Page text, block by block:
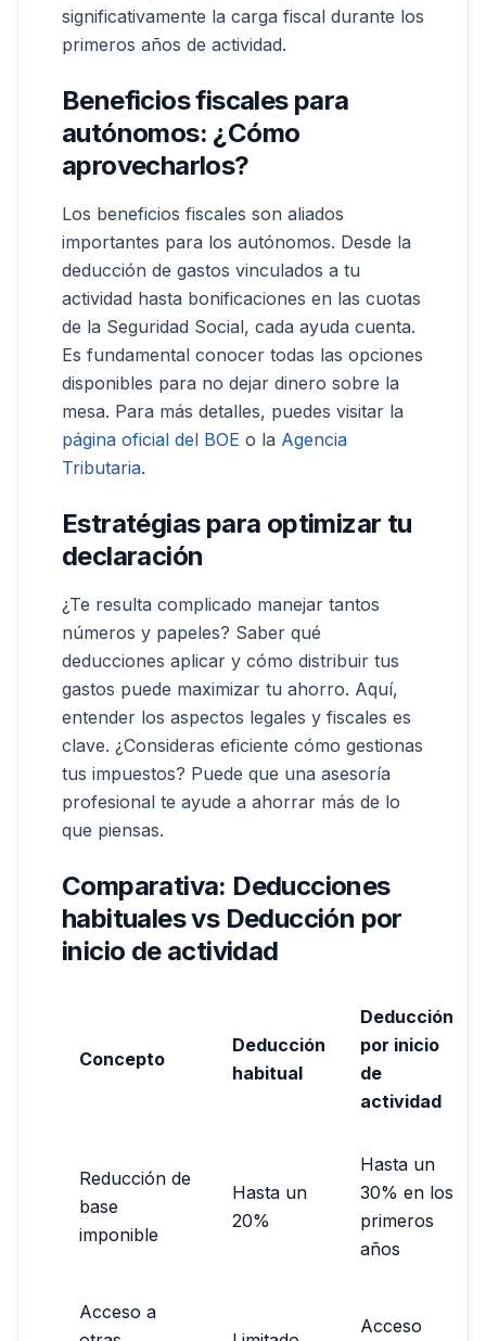
significativamente la carga fiscal durante los
primeros años de actividad.
Beneficios fiscales para
autónomos: ¿Cómo
aprovecharlos?
Los beneficios fiscales son aliados
importantes para los autónomos. Desde la
deducción de gastos vinculados a tu
actividad hasta bonificaciones en las cuotas
de la Seguridad Social, cada ayuda cuenta.
Es fundamental conocer todas las opciones
disponibles para no dejar dinero sobre la
mesa. Para más detalles, puedes visitar la
página oficial del BOE o la Agencia
Tributaria.
Estratégias para optimizar tu
declaración
¿Te resulta complicado manejar tantos
números y papeles? Saber qué
deducciones aplicar y cómo distribuir tus
gastos puede maximizar tu ahorro. Aquí,
entender los aspectos legales y fiscales es
clave. ¿Consideras eficiente cómo gestionas
tus impuestos? Puede que una asesoría
profesional te ayude a ahorrar más de lo
que piensas.
Comparativa: Deducciones
habituales vs Deducción por
inicio de actividad
Concepto
Deducción
habitual
Deducción
por inicio
de
actividad
Reducción de
base
imponible
Hasta un
20%
Hasta un
30% en los
primeros
años
Acceso a
Acceso